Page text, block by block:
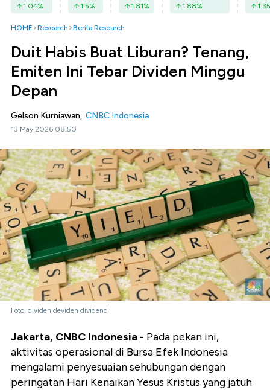
1.04% 1.5% 1.81% 1.88% 1.35
HOME Research Berita Research
Duit Habis Buat Liburan? Tenang,
Emiten Ini Tebar Dividen Minggu
Depan
Gelson Kurniawan, CNBC Indonesia
13 May 2026 08:50
Foto: dividen deviden dividend
Jakarta, CNBC Indonesia - Pada pekan ini,
aktivitas operasional di Bursa Efek Indonesia
mengalami penyesuaian sehubungan dengan
peringatan Hari Kenaikan Yesus Kristus yang jatuh